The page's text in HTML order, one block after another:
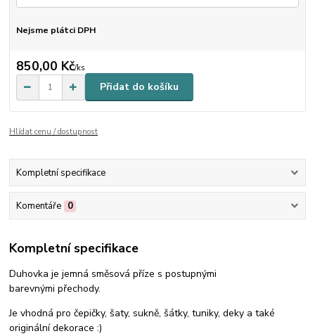
Nejsme plátci DPH
850,00 Kč/ks
Přidat do košíku
Hlídat cenu / dostupnost
Kompletní specifikace
Komentáře 0
Kompletní specifikace
Duhovka je jemná směsová příze s postupnými
barevnými přechody.
Je vhodná pro čepičky, šaty, sukně, šátky, tuniky, deky a také
originální dekorace :)